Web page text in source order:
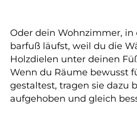
Oder dein Wohnzimmer,
barfuß läufst, weil du die
Holzdielen unter deinen
Wenn du Räume bewusst
gestaltest, tragen sie dazu
aufgehoben und gleich